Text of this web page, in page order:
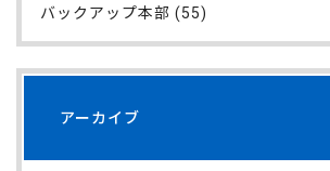
バックアップ本部 (55)
アーカイブ